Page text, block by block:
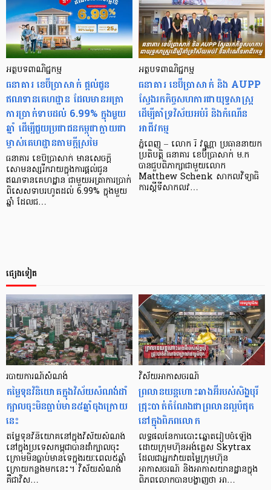
អត្ថបទពាណិជ្ជកម្ម
ធនាគារ ខេប៊ីប្រាសាក់ ផ្ដល់ជូន
ឥណទានគេហដ្ឋាន ដែលមានអត្រា
ការប្រាក់ទាបដល់ 6.99% ក្នុងមួយ
ឆ្នាំ ដើម្បីជួយប្រជាជនកម្ពុជាក្លាយជា
ម្ចាស់គេហដ្ឋានតាមក្តីស្រមៃ
ធនាគារ ខេប៊ីប្រាសាក់ មានសេចក្តី
សោមនស្សរីករាយក្នុងការផ្ដល់ជូន
ឥណទានគេហដ្ឋាន ជាមួយអត្រាការប្រាក់
ពិសេសទាបរហូតដល់ 6.99% ក្នុងមួយ
ឆ្នាំ ដែលជ…
អត្ថបទពាណិជ្ជកម្ម
ធនាគារ ខេប៊ីប្រាសាក់ និង AUPP
ស្វែងរកកិច្ចសហការជាយុទ្ធសាស្ត្រ
ដើម្បីគាំទ្រវិស័យអប់រំ និងកំណើន
អាជីវកម្ម
ភ្នំពេញ – លោក រី វណ្ណា ប្រធាននាយក
ប្រតិបត្តិ ធនាគារ ខេប៊ីប្រាសាក់ ម.ក
បានជួបពិភាក្សាជាមួយលោក
Matthew Schenk សាកលវិទ្យាធិ
ការស្តីទីសាកលវ…
ផ្សេងទៀត
របាយការណ៍សំណង់
តម្លៃទុនវិនិយោគក្នុងវិស័យសំណង់ដាំ
ក្បាលចុះមិនធ្លាប់មាន៥ឆ្នាំចុងក្រោយ
នេះ
តម្លៃទុនវិនិយោគនៅក្នុងវិស័យសំណង់
នៅក្នុងប្រទេសកម្ពុជាបានដាំក្បាលចុះ
ក្រោមមិនធ្លាប់មានទេក្នុងរយៈពេល៥ឆ្នាំ
ក្រោយកន្លងមកនេះ។ វិស័យសំណង់
គឺជាវិស…
វិស័យអាកាសចរណ៍
ព្រលានយន្តហោះឆាងអ៊ីរបស់សិង្ហបុរី
ជ្រុះបាត់តំណែងជាព្រលានល្អបំផុត
នៅក្នុងពិភពលោក
លទ្ធផលនៃការបោះឆ្នោតរៀបចំឡើង
ដោយក្រុមហ៊ុនអង់គ្លេស Skytrax
ដែលជាអ្នកវាយតម្លៃក្រុមហ៊ុន
អាកាសចរណ៍ និងអាកាសយានដ្ឋានក្នុង
ពិភពលោកបានបង្ហាញថា អា…